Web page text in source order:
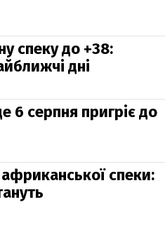
спеку до +38:
дні
6 серпня пригріє до
африканської спеки: